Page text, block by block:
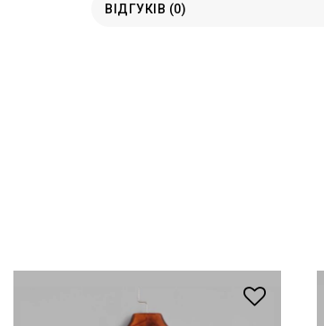
ВІДГУКІВ (0)